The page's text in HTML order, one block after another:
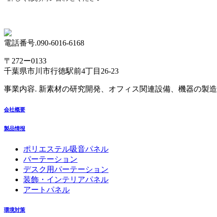
電話番号.090-6016-6168
〒272ー0133
千葉県市川市行徳駅前4丁目26-23
事業内容. 新素材の研究開発、オフィス関連設備、機器の製
会社概要
製品情报
ポリエステル吸音パネル
パーテーション
デスク用パーテーション
装飾・インテリアパネル
アートパネル
環境対策